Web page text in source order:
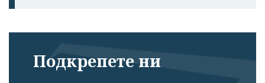
Подкрепете ни